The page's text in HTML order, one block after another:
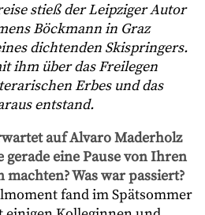
stieß der Leipziger Autor
Böckmann in Graz
dichtenden Skispringers.
ihm über das Freilegen
Erbes und das
entstand.
auf Alvaro Maderholz
gerade eine Pause von Ihren
Was war passiert?
fand im Spätsommer